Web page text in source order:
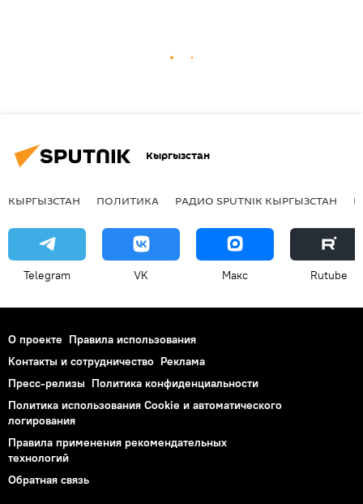
Кыргызстан
КЫРГЫЗСТАН ПОЛИТИКА РАДИО SPUTNIK КЫРГЫЗСТАН
Telegram VK Макс Rutube
О проекте Правила использования
Контакты и сотрудничество Реклама
Пресс-релизы Политика конфиденциальности
Политика использования Cookie и автоматического
логирования
Правила применения рекомендательных
технологий
Обратная связь